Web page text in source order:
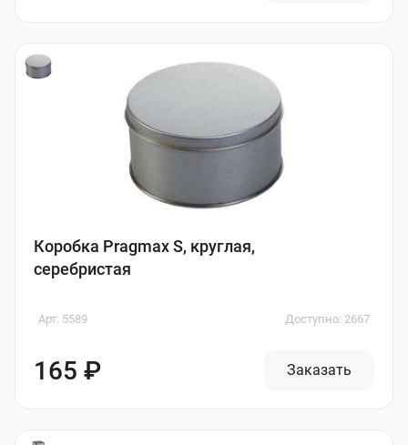
Коробка Pragmax S, круглая,
серебристая
Арт. 5589 Доступно: 2667
165 ₽ Заказать